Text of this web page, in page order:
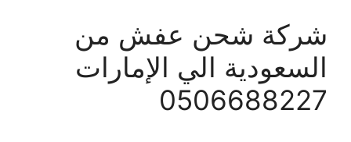
شركة شحن عفش من
السعودية الي الإمارات
0506688227